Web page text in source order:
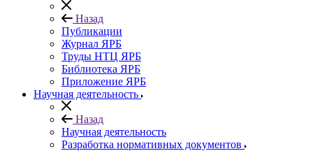
Назад
Публикации
Журнал ЯРБ
Труды НТЦ ЯРБ
Библиотека ЯРБ
Приложение ЯРБ
Научная деятельность
Назад
Научная деятельность
Разработка нормативных документов